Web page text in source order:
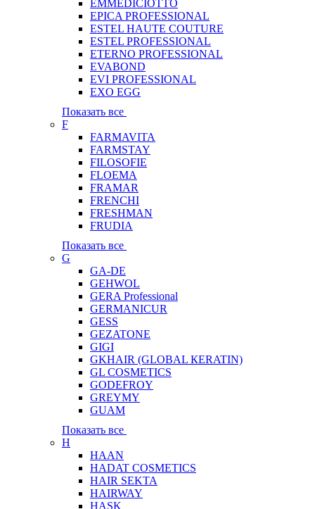
EMMEDICIOTTO
EPICA PROFESSIONAL
ESTEL HAUTE COUTURE
ESTEL PROFESSIONAL
ETERNO PROFESSIONAL
EVABOND
EVI PROFESSIONAL
EXO EGG
Показать все
F
FARMAVITA
FARMSTAY
FILOSOFIE
FLOEMA
FRAMAR
FRENCHI
FRESHMAN
FRUDIA
Показать все
G
GA-DE
GEHWOL
GERA Professional
GERMANICUR
GESS
GEZATONE
GIGI
GKHAIR (GLOBAL КЕRATIN)
GL COSMETICS
GODEFROY
GREYMY
GUAM
Показать все
H
HAAN
HADAT COSMETICS
HAIR SEKTA
HAIRWAY
HASK